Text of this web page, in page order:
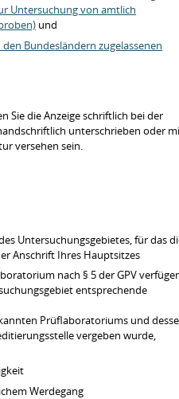
Untersuchung von amtlich
und
Bundesländern zugelassenen
Sie die Anzeige schriftlich bei der
unterschrieben oder
versehen sein.
Untersuchungsgebietes, für das
Anschrift Ihres Hauptsitzes
nach § 5 der GPV
entsprechende
Prüflaboratoriums und
vergeben wurde,
Werdegang